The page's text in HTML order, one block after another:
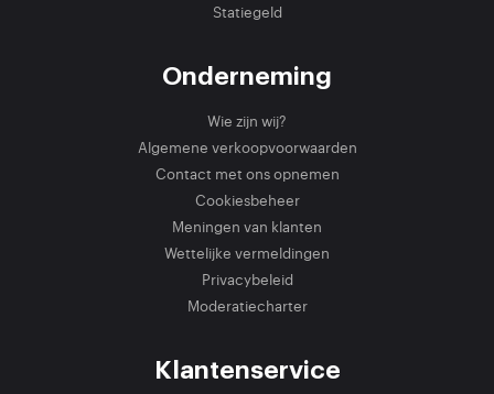
Statiegeld
Onderneming
Wie zijn wij?
Algemene verkoopvoorwaarden
Contact met ons opnemen
Cookiesbeheer
Meningen van klanten
Wettelijke vermeldingen
Privacybeleid
Moderatiecharter
Klantenservice